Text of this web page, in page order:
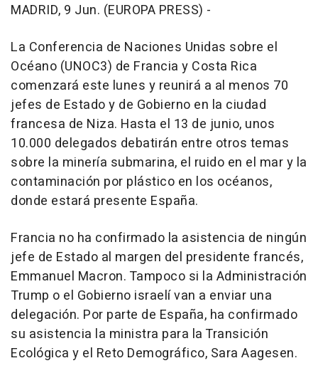
MADRID, 9 Jun. (EUROPA PRESS) -
La Conferencia de Naciones Unidas sobre el
Océano (UNOC3) de Francia y Costa Rica
comenzará este lunes y reunirá a al menos 70
jefes de Estado y de Gobierno en la ciudad
francesa de Niza. Hasta el 13 de junio, unos
10.000 delegados debatirán entre otros temas
sobre la minería submarina, el ruido en el mar y la
contaminación por plástico en los océanos,
donde estará presente España.
Francia no ha confirmado la asistencia de ningún
jefe de Estado al margen del presidente francés,
Emmanuel Macron. Tampoco si la Administración
Trump o el Gobierno israelí van a enviar una
delegación. Por parte de España, ha confirmado
su asistencia la ministra para la Transición
Ecológica y el Reto Demográfico, Sara Aagesen.